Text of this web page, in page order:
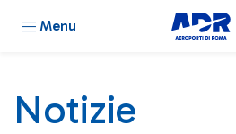
Menu
Notizie